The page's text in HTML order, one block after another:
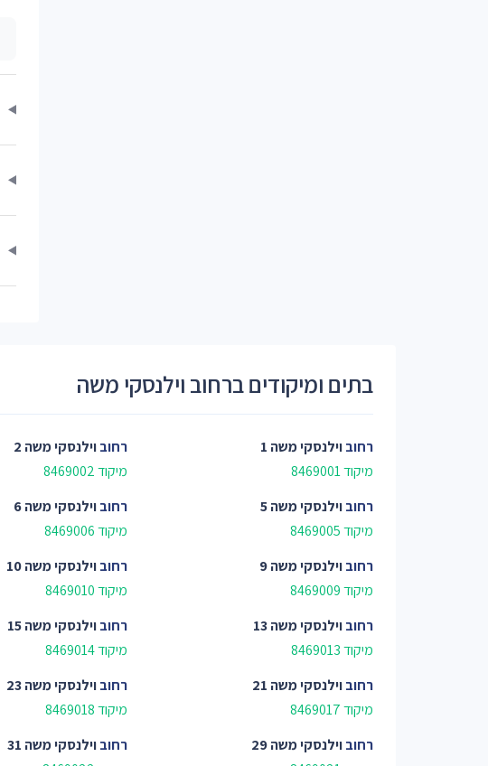
בתים ומיקודים ברחוב וילנסקי משה
רחובוילנסקי משה 1
מיקוד 8469001
רחובוילנסקי משה 2
מיקוד 8469002
רחובוילנסקי משה 5
מיקוד 8469005
רחובוילנסקי משה 6
מיקוד 8469006
רחובוילנסקי משה 9
מיקוד 8469009
רחובוילנסקי משה 10
מיקוד 8469010
רחובוילנסקי משה 13
מיקוד 8469013
רחובוילנסקי משה 15
מיקוד 8469014
רחובוילנסקי משה 21
מיקוד 8469017
רחובוילנסקי משה 23
מיקוד 8469018
רחובוילנסקי משה 29
רחובוילנסקי משה 31